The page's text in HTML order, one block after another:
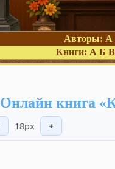
Авторы: А
Книги: А Б В
Онлайн книга
18px +